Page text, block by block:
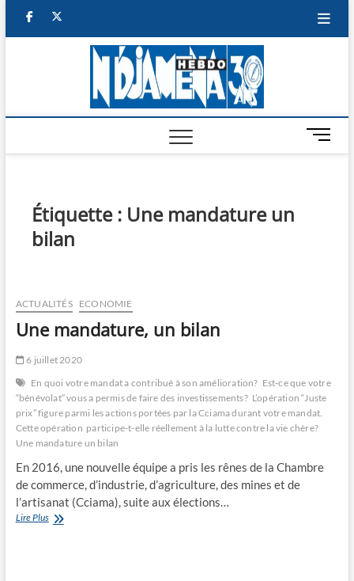
facebook
M
e
Étiquette : Une mandature un
bilan
ACTUALITÉS ECONOMIE
Une mandature, un bilan
6 juillet 2020
En quoi votre mandat a contribué à son amélioration? Est-ce que votre
“bénévolat” vous a permis de faire des investissements? L’opération “Juste
prix” figure parmi les actions portées par la Cciama durant votre mandat.
Cette opération participe-t-elle réellement à la lutte contre la vie chère?
Une mandature un bilan
En 2016, une nouvelle équipe a pris les rênes de la Chambre
de commerce, d’industrie, d’agriculture, des mines et de
l’artisanat (Cciama), suite aux élections…
Lire PlusUne